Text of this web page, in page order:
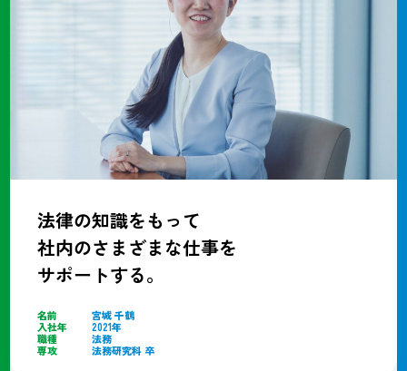
法律の知識をもって
社内のさまざまな仕事を
サポートする。
名前
宮城 千鶴
入社年
2021年
職種
法務
専攻
法務研究科 卒